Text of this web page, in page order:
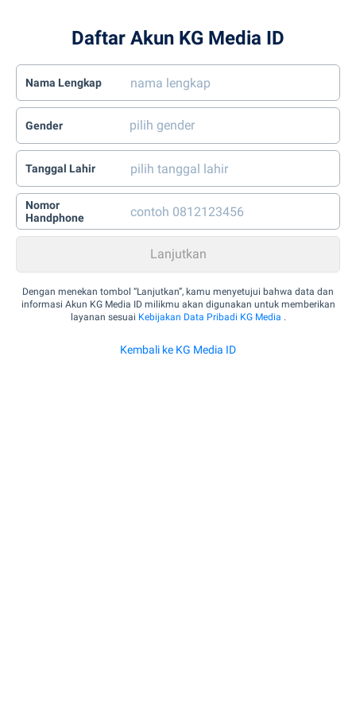
Daftar Akun KG Media ID
Nama Lengkap
Gender
Tanggal Lahir
Nomor
Handphone
Dengan menekan tombol “Lanjutkan”, kamu menyetujui bahwa data dan
informasi Akun KG Media ID milikmu akan digunakan untuk memberikan
layanan sesuai Kebijakan Data Pribadi KG Media .
Kembali ke KG Media ID